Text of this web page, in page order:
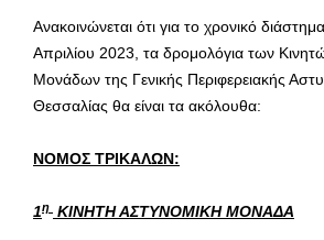
Ανακοινώνεται ότι για το χρονικό
Απριλίου 2023, τα δρομολόγια των
Μονάδων της Γενικής Περιφερειακής
Θεσσαλίας θα είναι τα ακόλουθα:
ΝΟΜΟΣ ΤΡΙΚΑΛΩΝ:
1η ΚΙΝΗΤΗ ΑΣΤΥΝΟΜΙΚΗ ΜΟΝΑΔΑ